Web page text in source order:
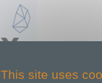
This site uses